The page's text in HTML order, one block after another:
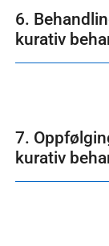
6.
kurativ
7.
kurativ